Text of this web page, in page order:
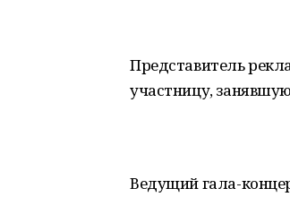
Представитель
участницу,
Ведущий гала-